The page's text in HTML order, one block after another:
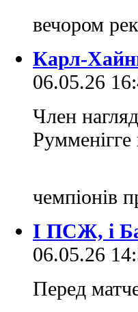
вечором
Карл-
06.05.26
Член
чемпіонів
І ПСЖ, і
06.05.26
Перед